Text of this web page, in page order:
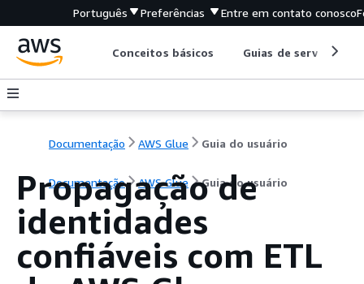
Português Preferências Entre em contato conosco
Conceitos básicos Guias de serviço
Documentação AWS Glue Guia do usuário
Documentação AWS Glue Guia do usuário
Propagação de
identidades
confiáveis com ETL